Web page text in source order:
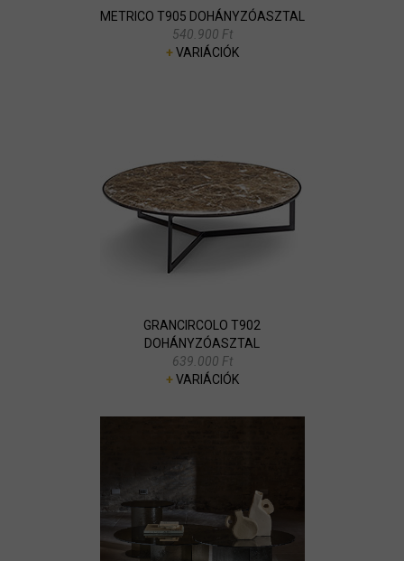
METRICO T905 DOHÁNYZÓASZTAL
540.900 Ft
+VARIÁCIÓK
GRANCIRCOLO T902
DOHÁNYZÓASZTAL
639.000 Ft
+VARIÁCIÓK